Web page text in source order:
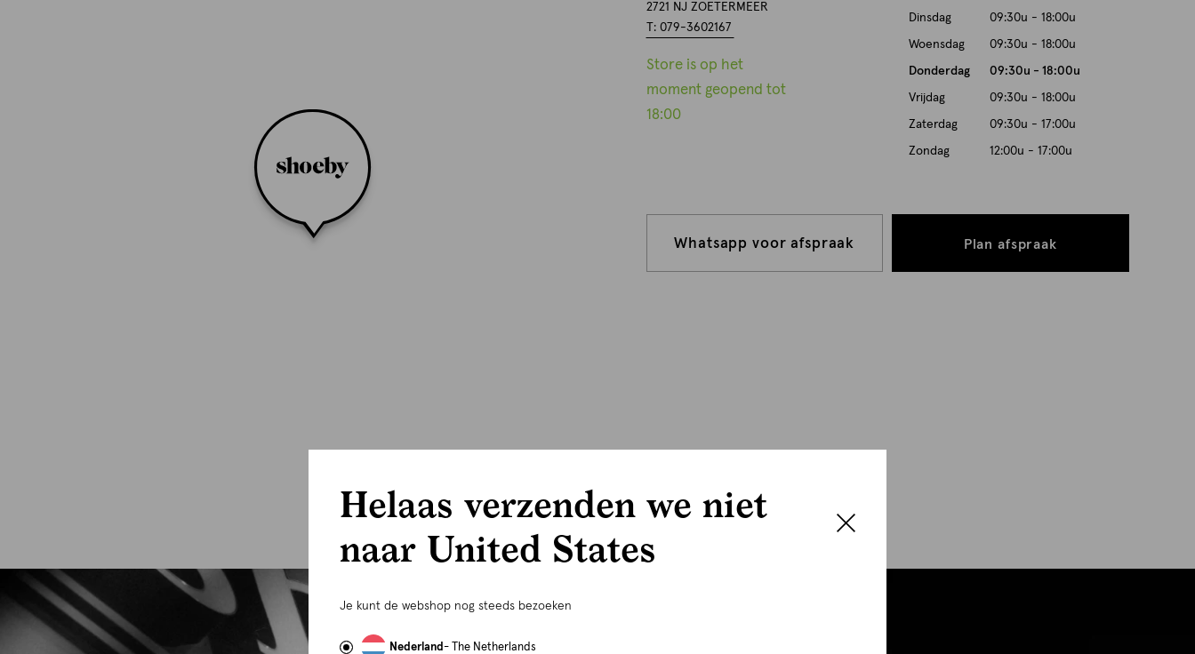
2721 NJ ZOETERMEER
T: 079-3602167
Store is op het
moment geopend tot
18:00
Whatsapp voor afspraak Plan afspraak
Dinsdag 09:30u - 18:00u
Woensdag 09:30u - 18:00u
Donderdag 09:30u - 18:00u
Vrijdag 09:30u - 18:00u
Zaterdag 09:30u - 17:00u
Zondag 12:00u - 17:00u
Helaas verzenden we niet
naar United States
Je kunt de webshop nog steeds bezoeken
Nederland- The Netherlands